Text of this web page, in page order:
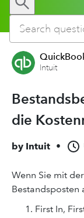
Intuit
die
by Intuit •
Wenn Sie mit
Bestandsposten
First In,